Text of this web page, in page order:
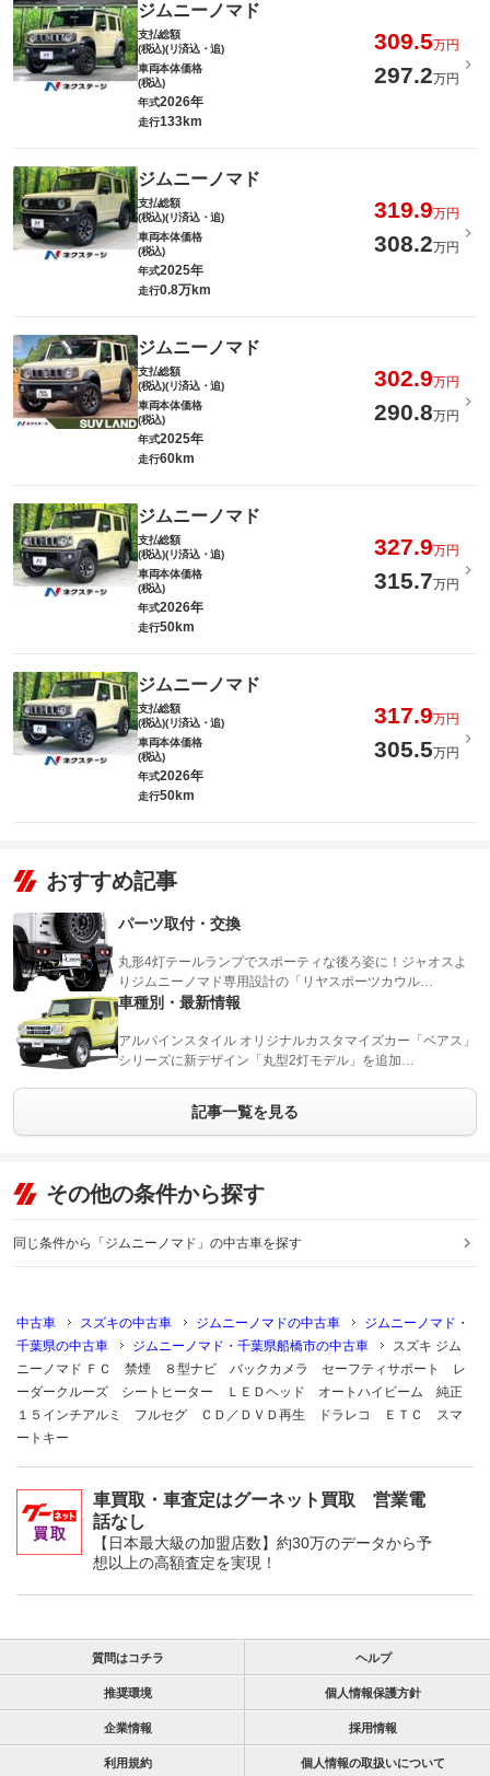
ジムニーノマド
支払総額
(税込)(リ済込・追)
309.5万円
車両本体価格
(税込)
297.2万円
年式2026年
走行133km
ジムニーノマド
支払総額
(税込)(リ済込・追)
319.9万円
車両本体価格
(税込)
308.2万円
年式2025年
走行0.8万km
ジムニーノマド
支払総額
(税込)(リ済込・追)
302.9万円
車両本体価格
(税込)
290.8万円
年式2025年
走行60km
ジムニーノマド
支払総額
(税込)(リ済込・追)
327.9万円
車両本体価格
(税込)
315.7万円
年式2026年
走行50km
ジムニーノマド
支払総額
(税込)(リ済込・追)
317.9万円
車両本体価格
(税込)
305.5万円
年式2026年
走行50km
おすすめ記事
パーツ取付・交換
丸形4灯テールランプでスポーティな後ろ姿に！ジャオスよ
りジムニーノマド専用設計の「リヤスポーツカウル…
車種別・最新情報
アルパインスタイル オリジナルカスタマイズカー「ベアス」
シリーズに新デザイン「丸型2灯モデル」を追加…
記事一覧を見る
その他の条件から探す
同じ条件から「ジムニーノマド」の中古車を探す
中古車 スズキの中古車 ジムニーノマドの中古車
ジムニーノマド・
千葉県の中古車
ジムニーノマド・千葉県船橋市の中古車
スズキ ジム
ニーノマド ＦＣ 禁煙 ８型ナビ バックカメラ セーフティサポート レ
ーダークルーズ シートヒーター ＬＥＤヘッド オートハイビーム 純正
１５インチアルミ フルセグ ＣＤ／ＤＶＤ再生 ドラレコ ＥＴＣ スマ
ートキー
車買取・車査定はグーネット買取 営業電
話なし
【日本最大級の加盟店数】約30万のデータから予
想以上の高額査定を実現！
質問はコチラ ヘルプ
推奨環境 個人情報保護方針
企業情報 採用情報
利用規約 個人情報の取扱いについて